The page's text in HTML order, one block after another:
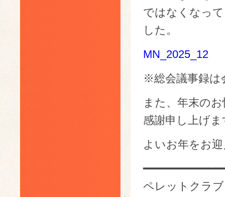
ではなくなっ
した。
MN_2025_12
※総会議事録は
また、年末の
感謝申し上げま
よいお年をお
ペレットクラ